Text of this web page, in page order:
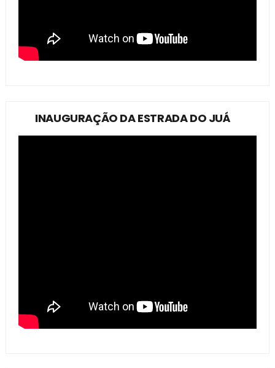
INAUGURAÇÃO DA ESTRADA DO JUÁ